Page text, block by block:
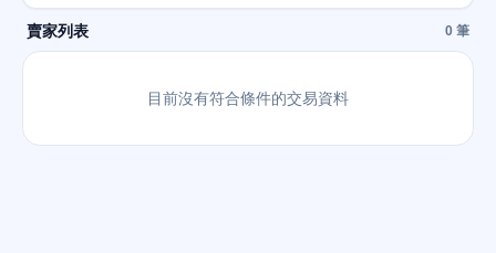
賣家列表 0 筆
目前沒有符合條件的交易資料